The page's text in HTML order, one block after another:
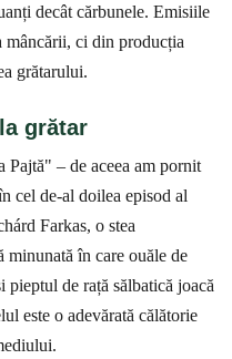
decât cărbunele. Emisiile
ci din producția
grătarului.
grătar
– de aceea am pornit
cel de-al doilea episod al
Farkas, o stea
minunată în care ouăle de
pieptul de rață sălbatică joacă
este o adevărată călătorie